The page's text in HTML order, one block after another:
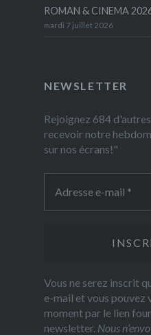
ROMAN & CINEMA
mardi 7 juillet 2026
NEWSLETTER
Rejoignez 684
recevoir notre
sur nos écrans!"
Vous ne serez inscrit
e-mail et vous pouvez
moment par le lien
newsletter. Nous